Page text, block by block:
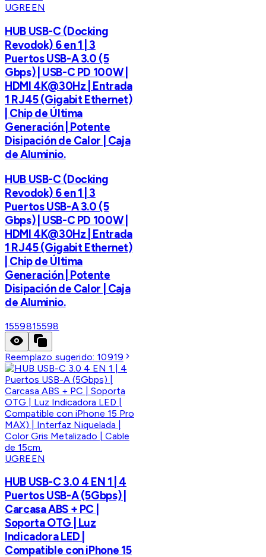
UGREEN
HUB USB-C (Docking
Revodok) 6 en 1 | 3
Puertos USB-A 3.0 (5
Gbps) | USB-C PD 100W |
HDMI 4K@30Hz | Entrada
1 RJ45 (Gigabit Ethernet)
| Chip de Última
Generación | Potente
Disipación de Calor | Caja
de Aluminio.
HUB USB-C (Docking
Revodok) 6 en 1 | 3
Puertos USB-A 3.0 (5
Gbps) | USB-C PD 100W |
HDMI 4K@30Hz | Entrada
1 RJ45 (Gigabit Ethernet)
| Chip de Última
Generación | Potente
Disipación de Calor | Caja
de Aluminio.
1559815598
Reemplazo sugerido: 10919
UGREEN
HUB USB-C 3.0 4 EN 1 | 4
Puertos USB-A (5Gbps) |
Carcasa ABS + PC |
Soporta OTG | Luz
Indicadora LED |
Compatible con iPhone 15